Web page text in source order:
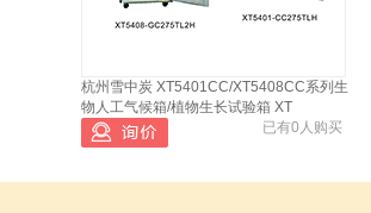
麦克林 苯甲醚 Anisole Standard
2
麦克林 N,N-二甲基乙酰胺
N-N-Dimethylacetamide
(DMAC) Sta
阿拉丁 环戊烯 142-29-0
杭州雪中炭 XT5401CC/XT5408CC系列生
物人工气候箱/植物生长试验箱 XT
已有0人购买